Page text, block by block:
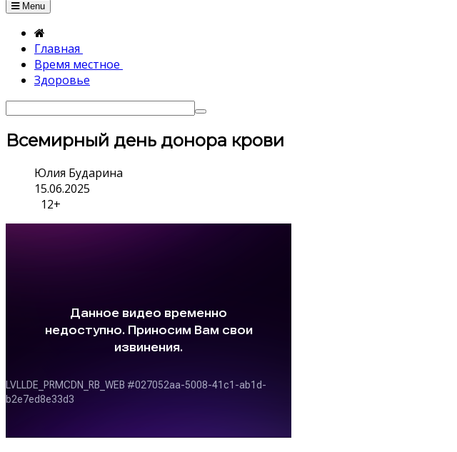
Menu
Главная
Время местное
Здоровье
Всемирный день донора крови
Юлия Бударина
15.06.2025
12+